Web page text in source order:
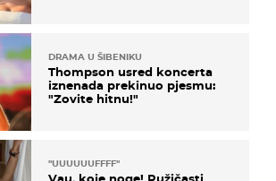
DRAMA U ŠIBENIKU
Thompson usred koncerta
iznenada prekinuo pjesmu:
"Zovite hitnu!"
"UUUUUUFFFF"